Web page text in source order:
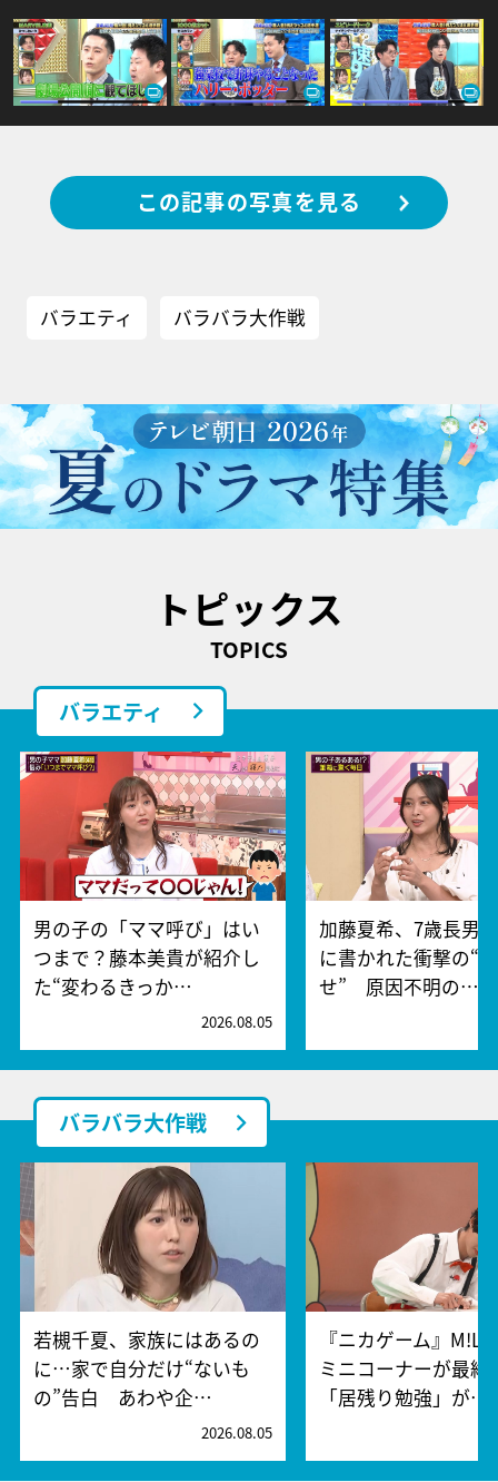
この記事の写真を見る
バラエティ バラバラ大作戦
トピックス
TOPICS
バラエティ
男の子の「ママ呼び」はい
つまで？藤本美貴が紹介し
た“変わるきっか…
2026.08.05
加藤夏希、7歳長男
に書かれた衝撃の“
せ” 原因不明の…
バラバラ大作戦
若槻千夏、家族にはあるの
に…家で自分だけ“ないも
の”告白 あわや企…
2026.08.05
『ニカゲーム』
ミニコーナーが最終
「居残り勉強」が…